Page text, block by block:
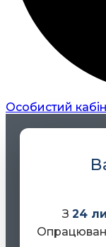
Особистий
З 24